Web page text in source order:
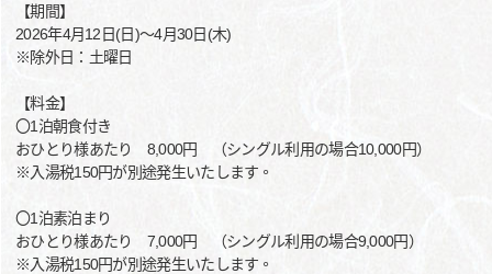
【期間】
2026年4月12日(日)～4月30日(木)
※除外日：土曜日
【料金】
〇1泊朝食付き
おひとり様あたり 8,000円 （シングル利用の場合10,000円）
※入湯税150円が別途発生いたします。
〇1泊素泊まり
おひとり様あたり 7,000円 （シングル利用の場合9,000円）
※入湯税150円が別途発生いたします。